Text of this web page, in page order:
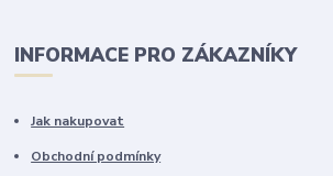
INFORMACE PRO ZÁKAZNÍKY
Jak nakupovat
Obchodní podmínky